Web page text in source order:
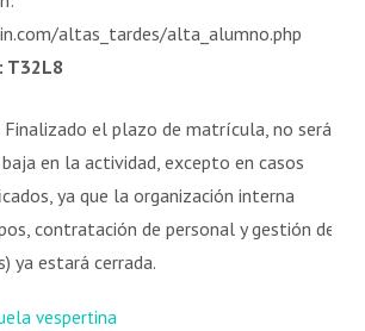
altas_tardes/alta_alumno.php
T32L8
Finalizado el plazo de matrícula, no será
en la actividad, excepto en casos
ya que la organización interna
contratación de personal y gestión de
ya estará cerrada.
vespertina